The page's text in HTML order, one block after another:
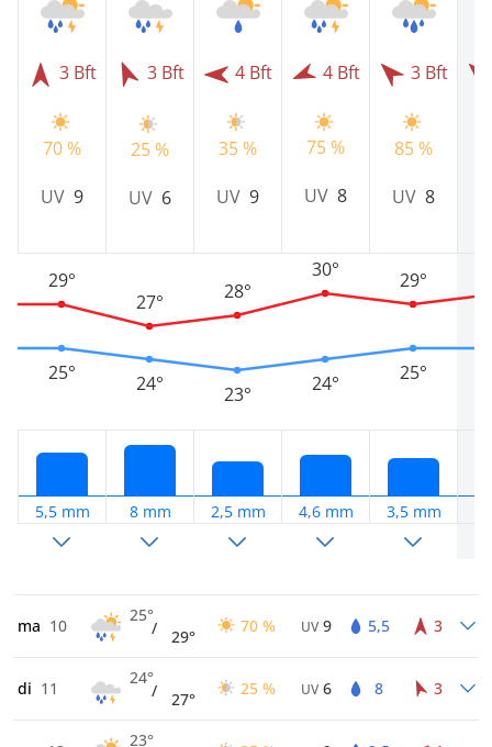
3 Bft
70 %
UV 9
25°
29°
5,5 mm
3 Bft
25 %
UV 6
24°
27°
8 mm
4 Bft
35 %
UV 9
23°
28°
2,5 mm
4 Bft
75 %
UV 8
24°
30°
4,6 mm
3 Bft
85 %
UV 8
25°
29°
3,5 mm
ma 10
25°
/ 29°
70 % UV 9 5,5 3
di 11
24°
/ 27°
25 % UV 6 8 3
23°